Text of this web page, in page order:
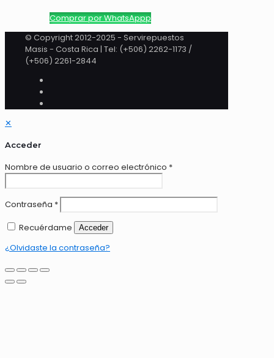
Comprar por WhatsAppp
© Copyright 2012-2025 - Servirepuestos
Masis - Costa Rica | Tel: (+506) 2262-1173 /
(+506) 2261-2844
✕
Acceder
Nombre de usuario o correo electrónico *
Contraseña *
Recuérdame
Acceder
¿Olvidaste la contraseña?